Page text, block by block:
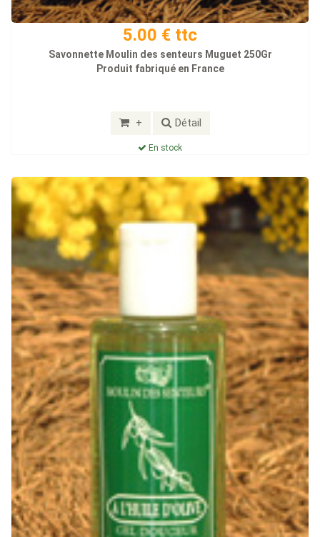
5.00 € ttc
Savonnette Moulin des senteurs Muguet 250Gr
Produit fabriqué en France
+ Détail
En stock